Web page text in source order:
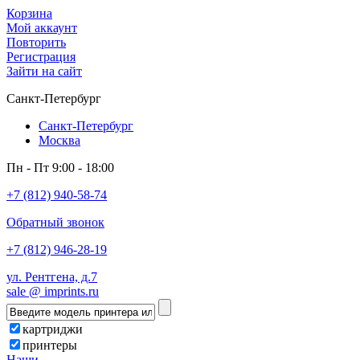
Корзина
Мой аккаунт
Повторить
Регистрация
Зайти на сайт
Санкт-Петербург
Санкт-Петербург
Москва
Пн - Пт 9:00 - 18:00
+7 (812) 940-58-74
Обратный звонок
+7 (812) 946-28-19
ул. Рентгена, д.7
sale @ imprints.ru
картриджи
принтеры